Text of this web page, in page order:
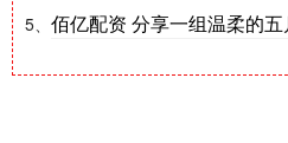
5、 佰亿配资 分享一组温柔的